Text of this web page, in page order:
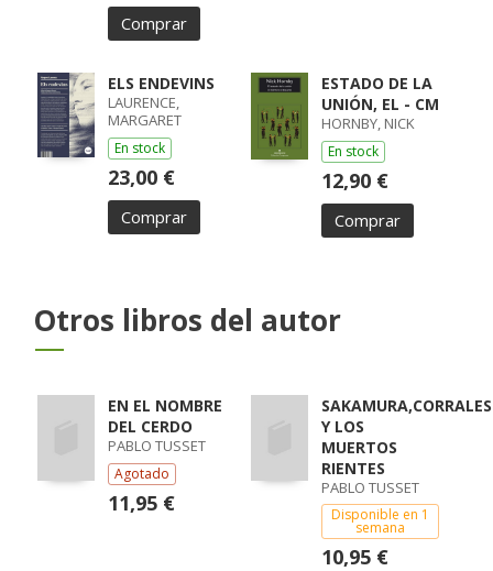
Comprar
ELS ENDEVINS
LAURENCE,
MARGARET
En stock
23,00 €
Comprar
ESTADO DE LA
UNIÓN, EL - CM
HORNBY, NICK
En stock
12,90 €
Comprar
Otros libros del autor
EN EL NOMBRE
DEL CERDO
PABLO TUSSET
Agotado
11,95 €
SAKAMURA,CORRALES
Y LOS
MUERTOS
RIENTES
PABLO TUSSET
Disponible en 1
semana
10,95 €